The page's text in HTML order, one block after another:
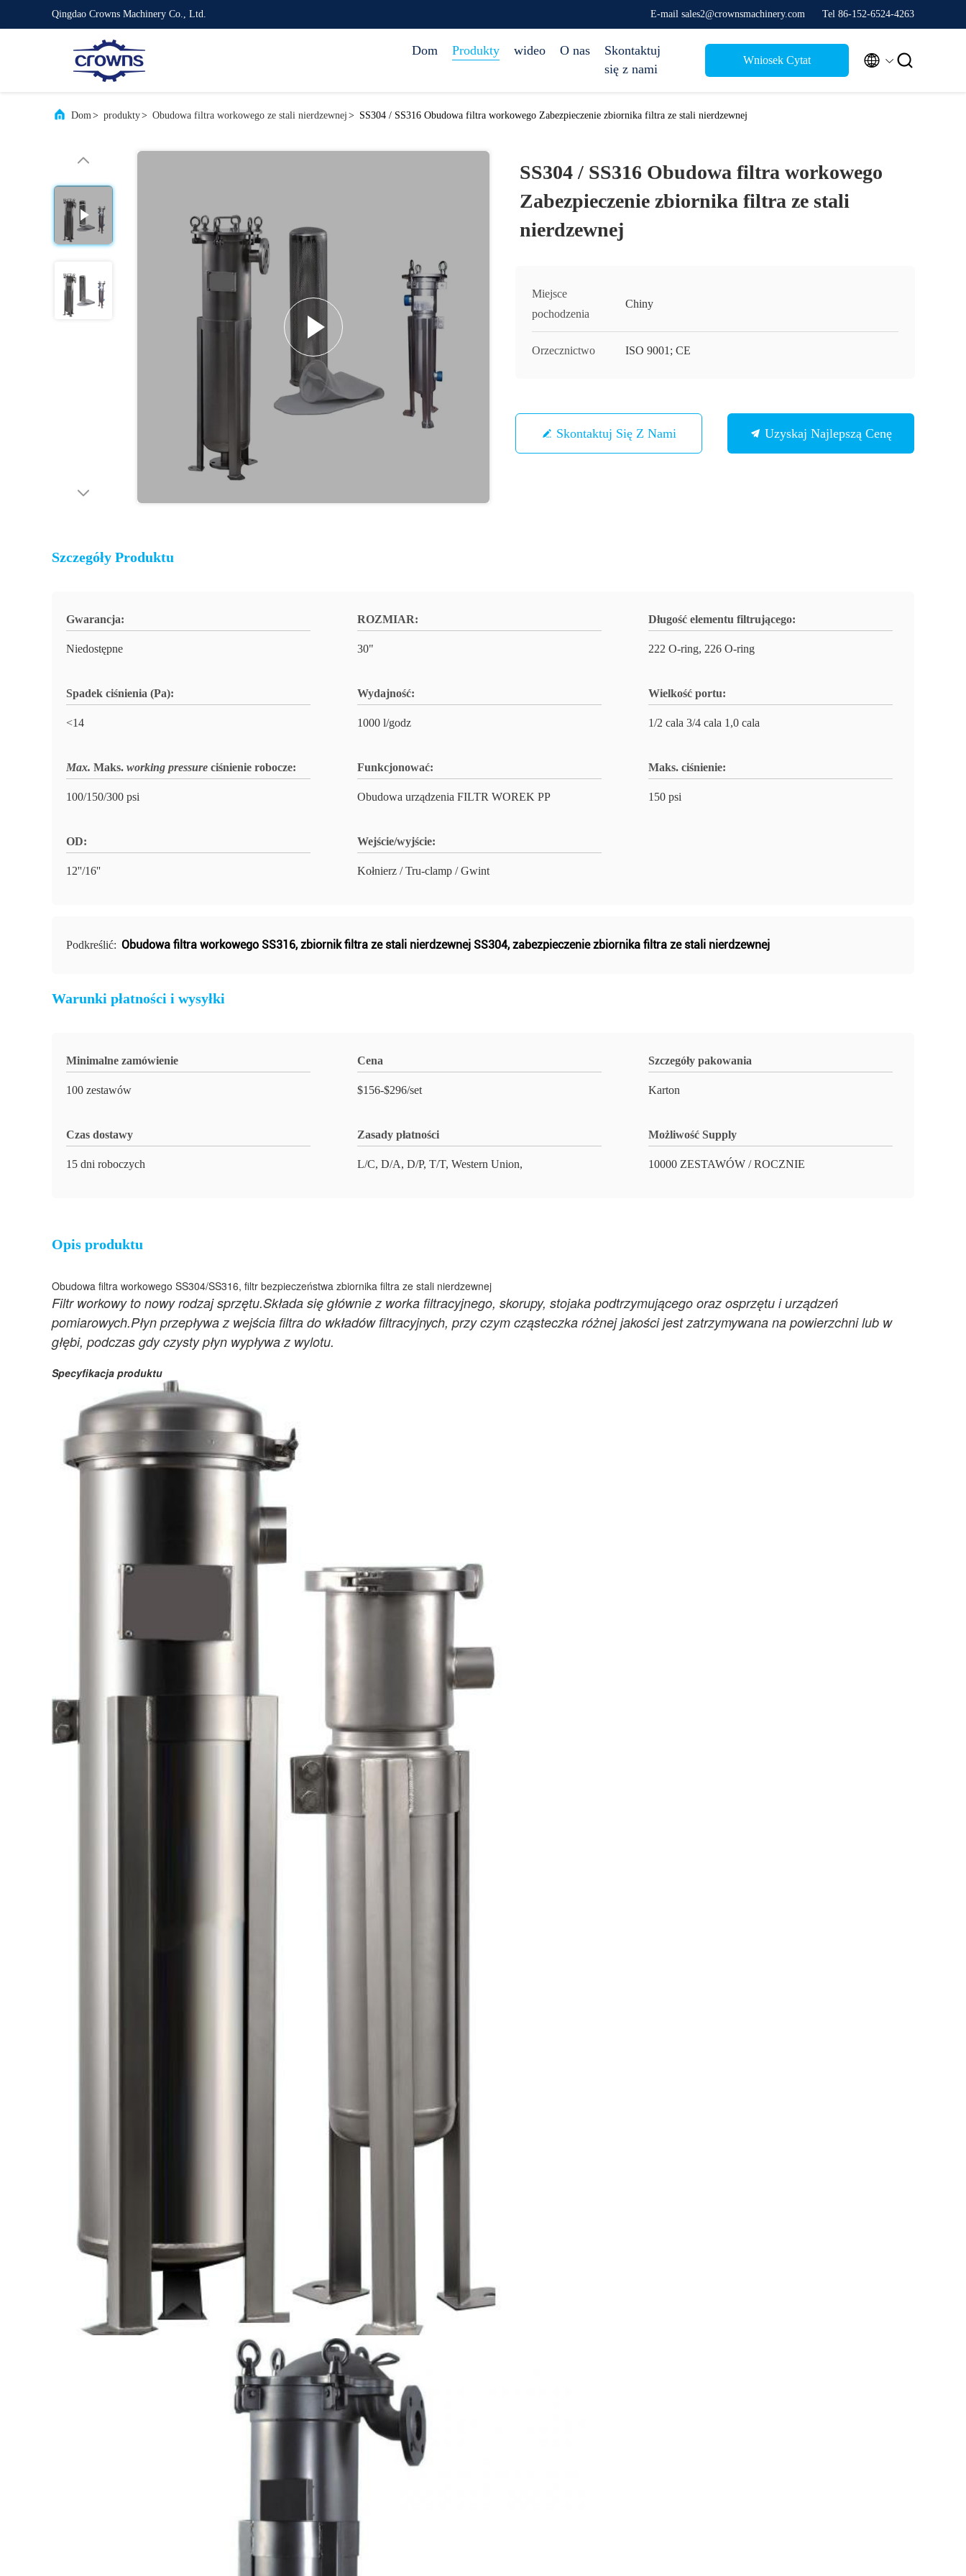
Qingdao Crowns Machinery Co., Ltd. E-mail sales2@crownsmachinery.com Tel 86-152-6524-4263
Dom Produkty wideo O nas
Skontaktuj
się z nami
Wniosek Cytat  
Dom> produkty> Obudowa filtra workowego ze stali nierdzewnej > SS304 / SS316 Obudowa filtra workowego Zabezpieczenie zbiornika filtra ze stali nierdzewnej
SS304 / SS316 Obudowa filtra workowego
Zabezpieczenie zbiornika filtra ze stali
nierdzewnej
Miejsce
pochodzenia
Chiny
Orzecznictwo ISO 9001; CE
Skontaktuj Się Z Nami Uzyskaj Najlepszą Cenę
Szczegóły Produktu
Gwarancja:
Niedostępne
ROZMIAR:
30"
Długość elementu filtrującego:
222 O-ring, 226 O-ring
Spadek ciśnienia (Pa):
<14
Wydajność:
1000 l/godz
Wielkość portu:
1/2 cala 3/4 cala 1,0 cala
Max. Maks. working pressure ciśnienie robocze:
100/150/300 psi
Funkcjonować:
Obudowa urządzenia FILTR WOREK PP
Maks. ciśnienie:
150 psi
OD:
12''/16''
Wejście/wyjście:
Kołnierz / Tru-clamp / Gwint
Podkreślić: Obudowa filtra workowego SS316,zbiornik filtra ze stali nierdzewnej SS304,zabezpieczenie zbiornika filtra ze stali nierdzewnej
Warunki płatności i wysyłki
Minimalne zamówienie
100 zestawów
Cena
$156-$296/set
Szczegóły pakowania
Karton
Czas dostawy
15 dni roboczych
Zasady płatności
L/C, D/A, D/P, T/T, Western Union,
Możliwość Supply
10000 ZESTAWÓW / ROCZNIE
Opis produktu
Obudowa filtra workowego SS304/SS316, filtr bezpieczeństwa zbiornika filtra ze stali nierdzewnej
Filtr workowy to nowy rodzaj sprzętu.Składa się głównie z worka filtracyjnego, skorupy, stojaka podtrzymującego oraz osprzętu i urządzeń
pomiarowych.Płyn przepływa z wejścia filtra do wkładów filtracyjnych, przy czym cząsteczka różnej jakości jest zatrzymywana na powierzchni lub w
głębi, podczas gdy czysty płyn wypływa z wylotu.
Specyfikacja produktu